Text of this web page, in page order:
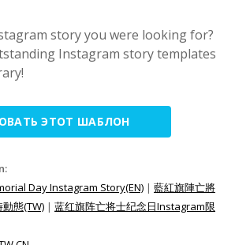
story you were looking for?
Instagram story templates
ЭТОТ ШАБЛОН
Day Instagram Story(EN) | 藍紅旗陣亡將
態(TW) | 蓝红旗阵亡将士纪念日Instagram限